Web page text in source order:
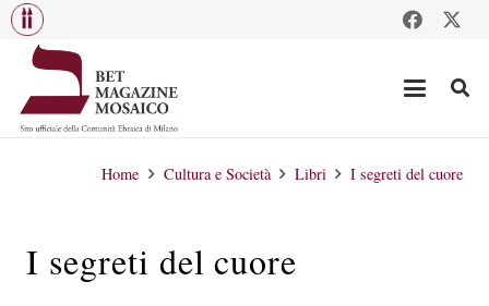
Home Cultura e Società Libri I segreti del cuore
I segreti del cuore